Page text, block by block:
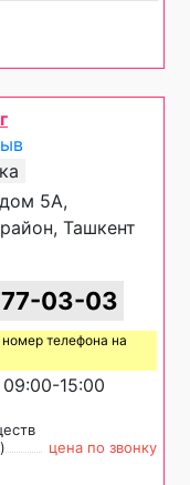
5А,
Ташкент
03-03
телефона на
09:00-15:00
цена по звонку